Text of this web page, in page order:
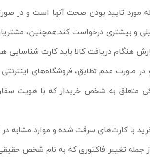
مورد تایید بودن صحت آنها است و در
و بیشتری درخواست کند.همچنین،
هنگام دریافت کالا باید کارت شناسایی
صورت عدم تطابق، فروشگاه‌‌های
متعلق به شخص خریدار که با هویت
با کارت‌های سرقت شده و موارد مشابه
تغییر فاکتوری که به نام شخص